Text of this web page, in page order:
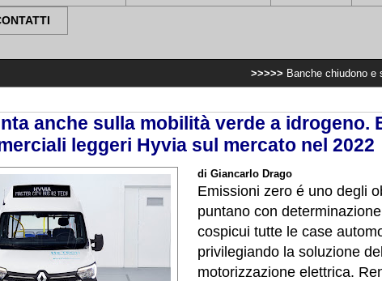
Banche chiudono e sopprimono i
anche sulla mobilità verde a idrogeno.
leggeri Hyvia sul mercato nel 2022
di Giancarlo Drago
Emissioni zero é uno degli
puntano con
cospicui tutte le case
privilegiando la soluzione
motorizzazione elettrica.